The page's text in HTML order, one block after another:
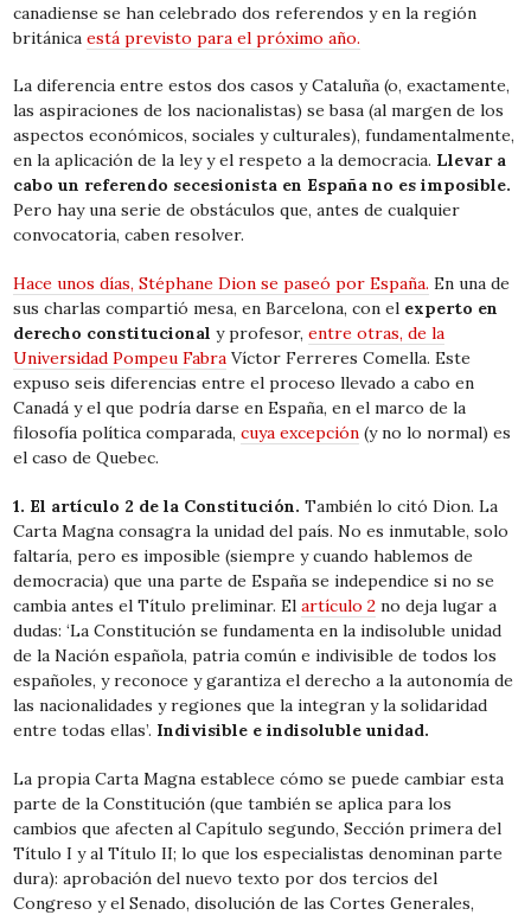
canadiense se han celebrado dos referendos y en la región
británicaestá previsto para el próximo año.
La diferencia entre estos dos casos y Cataluña (o, exactamente,
las aspiraciones de los nacionalistas) se basa (al margen de los
aspectos económicos, sociales y culturales), fundamentalmente,
en la aplicación de la ley y el respeto a la democracia. Llevar a
cabo un referendo secesionista en España no es imposible.
Pero hay una serie de obstáculos que, antes de cualquier
convocatoria, caben resolver.
Hace unos días, Stéphane Dion se paseó por España. En una de
sus charlas compartió mesa, en Barcelona, con el experto en
derecho constitucional y profesor,entre otras, de la
Universidad Pompeu Fabra Víctor Ferreres Comella. Este
expuso seis diferencias entre el proceso llevado a cabo en
Canadá y el que podría darse en España, en el marco de la
filosofía política comparada,cuya excepción (y no lo normal) es
el caso de Quebec.
1. El artículo 2 de la Constitución. También lo citó Dion. La
Carta Magna consagra la unidad del país. No es inmutable, solo
faltaría, pero es imposible (siempre y cuando hablemos de
democracia) que una parte de España se independice si no se
cambia antes el Título preliminar. Elartículo 2 no deja lugar a
dudas: ‘La Constitución se fundamenta en la indisoluble unidad
de la Nación española, patria común e indivisible de todos los
españoles, y reconoce y garantiza el derecho a la autonomía de
las nacionalidades y regiones que la integran y la solidaridad
entre todas ellas’. Indivisible e indisoluble unidad.
La propia Carta Magna establece cómo se puede cambiar esta
parte de la Constitución (que también se aplica para los
cambios que afecten al Capítulo segundo, Sección primera del
Título I y al Título II; lo que los especialistas denominan parte
dura): aprobación del nuevo texto por dos tercios del
Congreso y el Senado, disolución de las Cortes Generales,